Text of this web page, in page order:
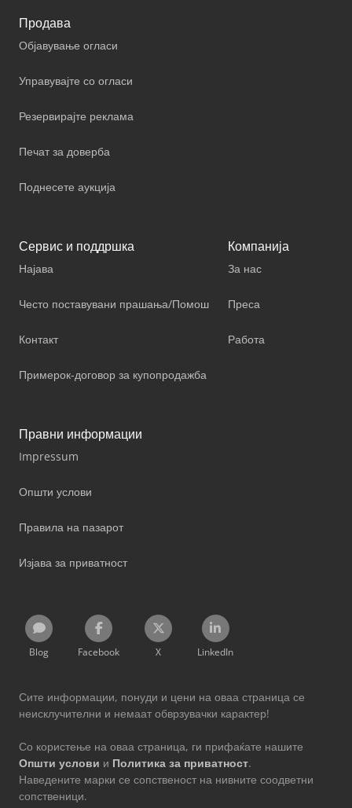
Продава
Објавување огласи
Управувајте со огласи
Резервирајте реклама
Печат за доверба
Поднесете аукција
Сервис и поддршка
Најава
Често поставувани прашања/Помош
Контакт
Примерок-договор за купопродажба
Компанија
За нас
Преса
Работа
Правни информации
Impressum
Општи услови
Правила на пазарот
Изјава за приватност
Blog Facebook X LinkedIn
Сите информации, понуди и цени на оваа страница се
неисклучителни и немаат обврзувачки карактер!
Со користење на оваа страница, ги прифаќате нашите
Општи услови и Политика за приватност.
Наведените марки се сопственост на нивните соодветни
сопственици.